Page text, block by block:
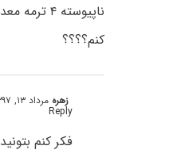
کنم؟؟؟؟
زهره مرداد ۱۳, ۱۳۹۷ at ۱۱:۰۵ ق٫ظ
Reply
فکر کنم بتونید